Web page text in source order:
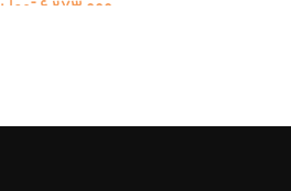
6,273,000تومان